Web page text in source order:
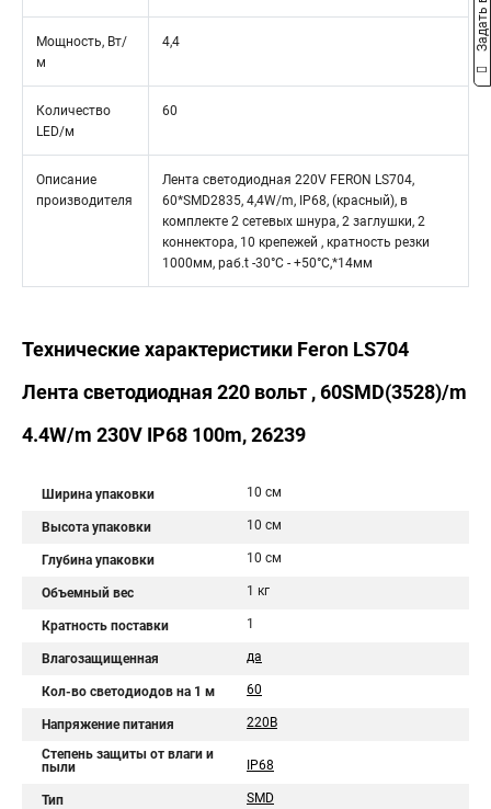
Мощность, Вт/
м
4,4
Количество
LED/м
60
Описание
производителя
Лента светодиодная 220V FERON LS704,
60*SMD2835, 4,4W/m, IP68, (красный), в
комплекте 2 сетевых шнура, 2 заглушки, 2
коннектора, 10 крепежей , кратность резки
1000мм, раб.t -30°C - +50°C,*14мм
Технические характеристики Feron LS704
Лента светодиодная 220 вольт , 60SMD(3528)/m
4.4W/m 230V IP68 100m, 26239
Ширина упаковки 10 см
Высота упаковки 10 см
Глубина упаковки 10 см
Объемный вес 1 кг
Кратность поставки 1
Влагозащищенная да
Кол-во светодиодов на 1 м 60
Напряжение питания 220В
Степень защиты от влаги и
пыли
IP68
Тип SMD